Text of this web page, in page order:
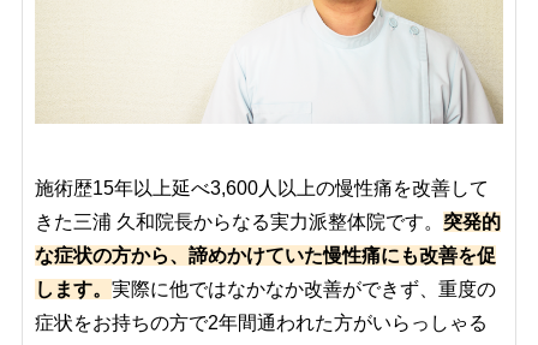
施術歴15年以上延べ3,600人以上の慢性痛を改善して
きた三浦 久和院長からなる実力派整体院です。 突発的
な症状の方から、諦めかけていた慢性痛にも改善を促
します。 実際に他ではなかなか改善ができず、重度の
症状をお持ちの方で2年間通われた方がいらっしゃる